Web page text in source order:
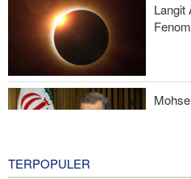
Penjualan Besar-besaran Rudal
Arab di Teluk Persia
Baghaei: Rezim Zionis Ancaman
Langit
TERPOPULER